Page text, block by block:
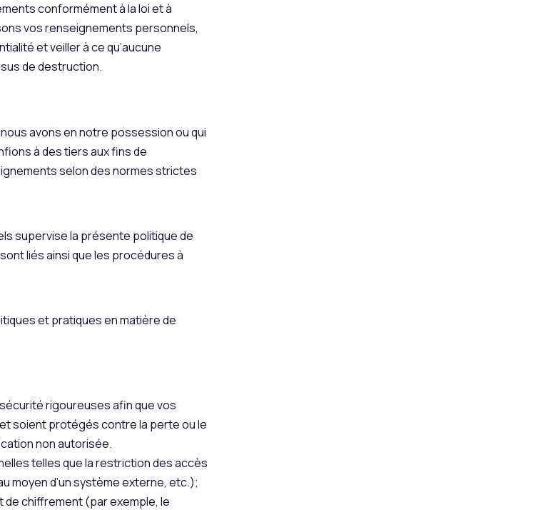
conformément à la loi et à
vos renseignements personnels,
et veiller à ce qu’aucune
de destruction.
avons en notre possession ou qui
à des tiers aux fins de
selon des normes strictes
supervise la présente politique de
liés ainsi que les procédures à
et pratiques en matière de
rigoureuses afin que vos
soient protégés contre la perte ou le
non autorisée.
telles que la restriction des accès
moyen d’un système externe, etc.);
de chiffrement (par exemple, le